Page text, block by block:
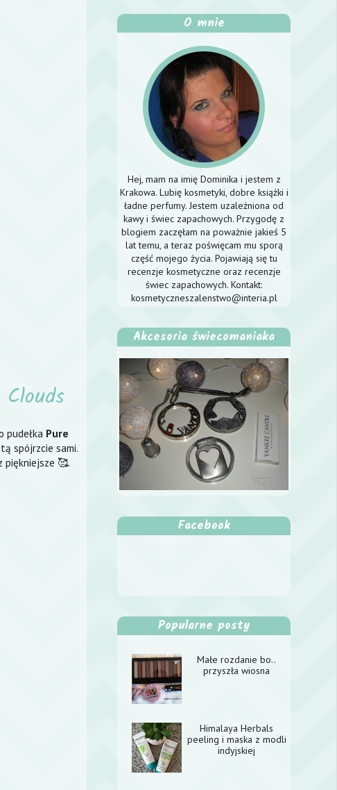
pudełka Pure
spójrzcie sami.
piękniejsze 🥰.
O mnie
Hej, mam na imię Dominika i jestem z
Krakowa. Lubię kosmetyki, dobre książki i
ładne perfumy. Jestem uzależniona od
kawy i świec zapachowych. Przygodę z
blogiem zaczęłam na poważnie jakieś 5
lat temu, a teraz poświęcam mu sporą
część mojego życia. Pojawiają się tu
recenzje kosmetyczne oraz recenzje
świec zapachowych. Kontakt:
kosmetyczneszalenstwo@interia.pl
Akcesoria świecomaniaka
Facebook
Popularne posty
Małe rozdanie bo..
przyszła wiosna
Himalaya Herbals
peeling i maska z modli
indyjskiej